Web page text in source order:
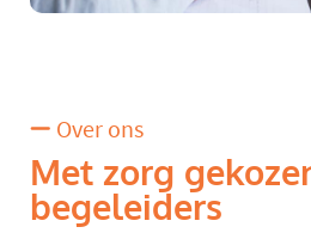
Over ons
Met zorg
begeleiders